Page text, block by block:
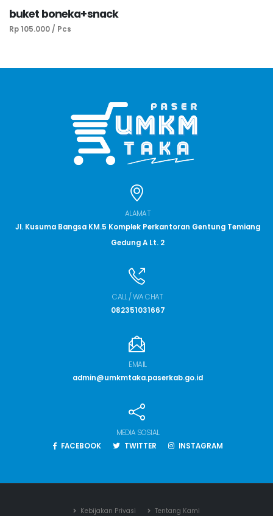
buket boneka+snack
Rp 105.000 / Pcs
ALAMAT
Jl. Kusuma Bangsa KM.5 Komplek Perkantoran Gentung Temiang
Gedung A Lt. 2
CALL / WA CHAT
082351031667
EMAIL
admin@umkmtaka.paserkab.go.id
MEDIA SOSIAL
FACEBOOK
TWITTER INSTAGRAM
Kebijakan Privasi Tentang Kami